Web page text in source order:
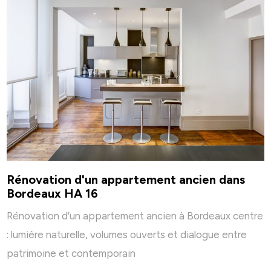
Rénovation d'un appartement ancien dans
Bordeaux HA 16
Rénovation d’un appartement ancien à Bordeaux centre
: lumière naturelle, volumes ouverts et dialogue entre
patrimoine et contemporain